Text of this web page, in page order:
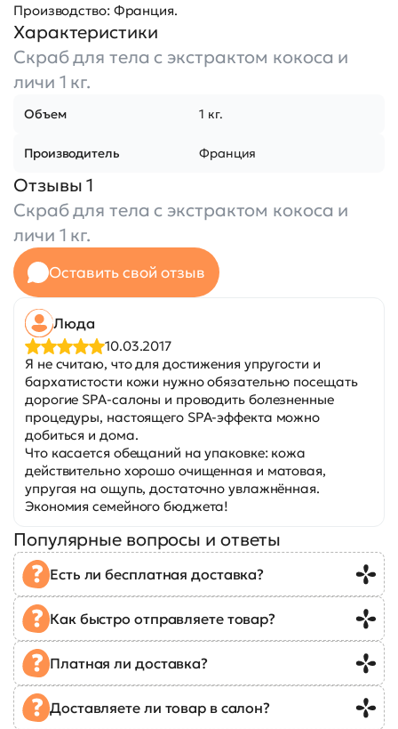
Производство: Франция.
Характеристики
Скраб для тела с экстрактом кокоса и
личи 1 кг.
Объем 1 кг.
Производитель Франция
Отзывы 1
Скраб для тела с экстрактом кокоса и
личи 1 кг.
Оставить свой отзыв
Люда
10.03.2017
Я не считаю, что для достижения упругости и
бархатистости кожи нужно обязательно посещать
дорогие SPA-салоны и проводить болезненные
процедуры, настоящего SPA-эффекта можно
добиться и дома.
Что касается обещаний на упаковке: кожа
действительно хорошо очищенная и матовая,
упругая на ощупь, достаточно увлажнённая.
Экономия семейного бюджета!
Популярные вопросы и ответы
Есть ли бесплатная доставка?
Как быстро отправляете товар?
Платная ли доставка?
Доставляете ли товар в салон?